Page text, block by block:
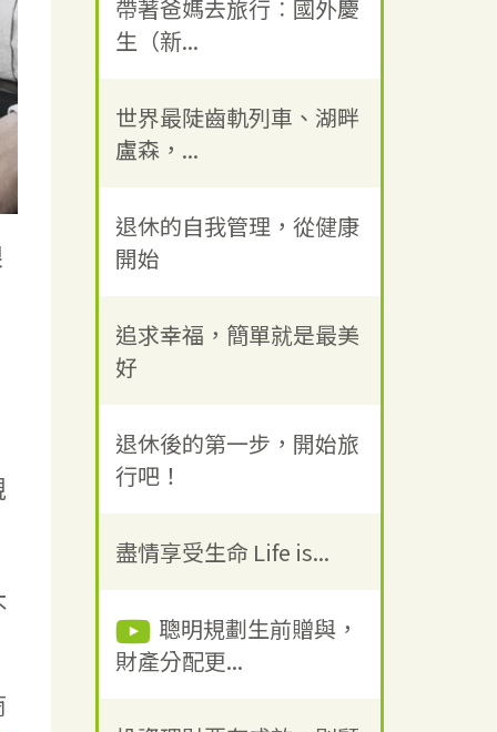
帶著爸媽去旅行︰國外慶
生（新...
世界最陡齒軌列車、湖畔
盧森，...
退休的自我管理，從健康
開始
追求幸福，簡單就是最美
好
退休後的第一步，開始旅
行吧！
盡情享受生命 Life is...
聰明規劃生前贈與，
財產分配更...